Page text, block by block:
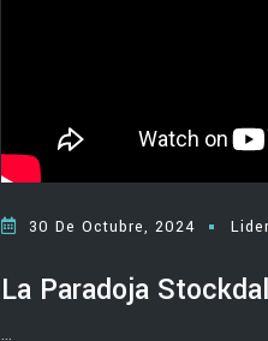
30 De Octubre, 2024
La Paradoja
...